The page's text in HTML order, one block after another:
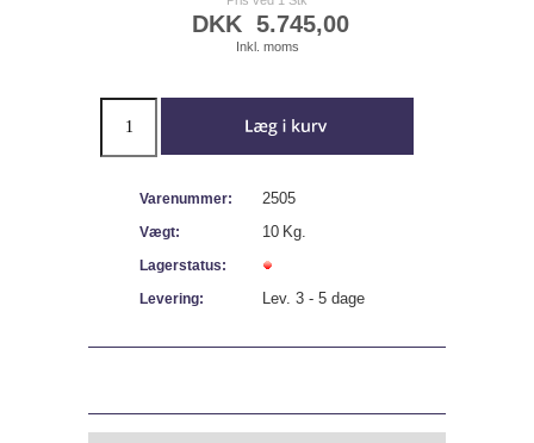
DKK 5.745,00
Inkl. moms
Varenummer: 2505
Vægt: 10 Kg.
Lagerstatus:
Levering:
Lev. 3 - 5 dage